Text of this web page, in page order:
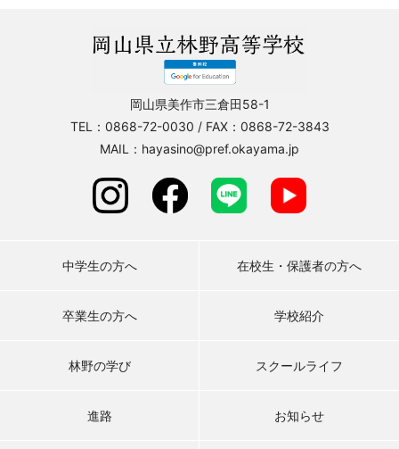
岡山県美作市三倉田58-1
TEL：0868-72-0030 / FAX：0868-72-3843
MAIL：hayasino@pref.okayama.jp
中学生の方へ 在校生・保護者の方へ
卒業生の方へ 学校紹介
林野の学び スクールライフ
進路 お知らせ